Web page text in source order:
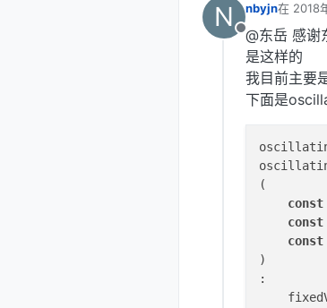
N
离线
nbyjn在 2018
最后由
@东岳 感谢
是这样的
我目前主要
下面是
(
const
const
const
)
: